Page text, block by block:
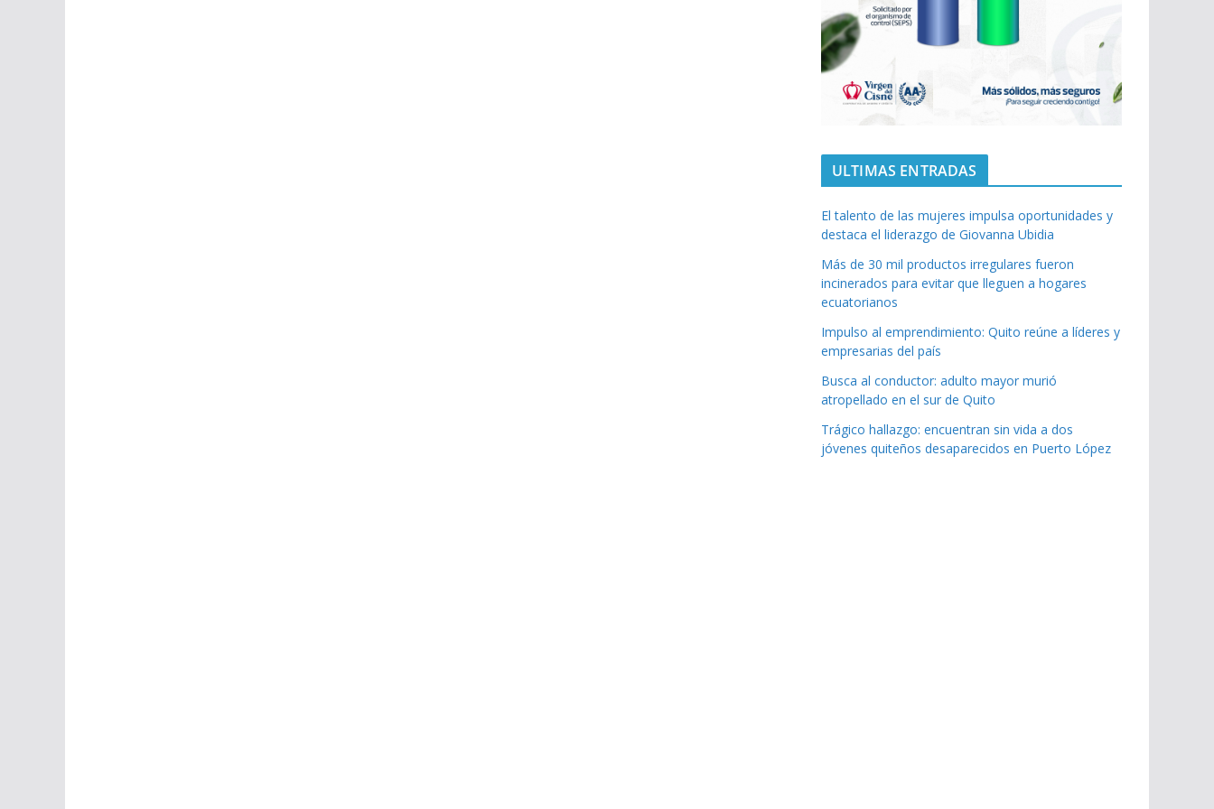
ULTIMAS ENTRADAS
El talento de las mujeres impulsa oportunidades y
destaca el liderazgo de Giovanna Ubidia
Más de 30 mil productos irregulares fueron
incinerados para evitar que lleguen a hogares
ecuatorianos
Impulso al emprendimiento: Quito reúne a líderes y
empresarias del país
Busca al conductor: adulto mayor murió
atropellado en el sur de Quito
Trágico hallazgo: encuentran sin vida a dos
jóvenes quiteños desaparecidos en Puerto López